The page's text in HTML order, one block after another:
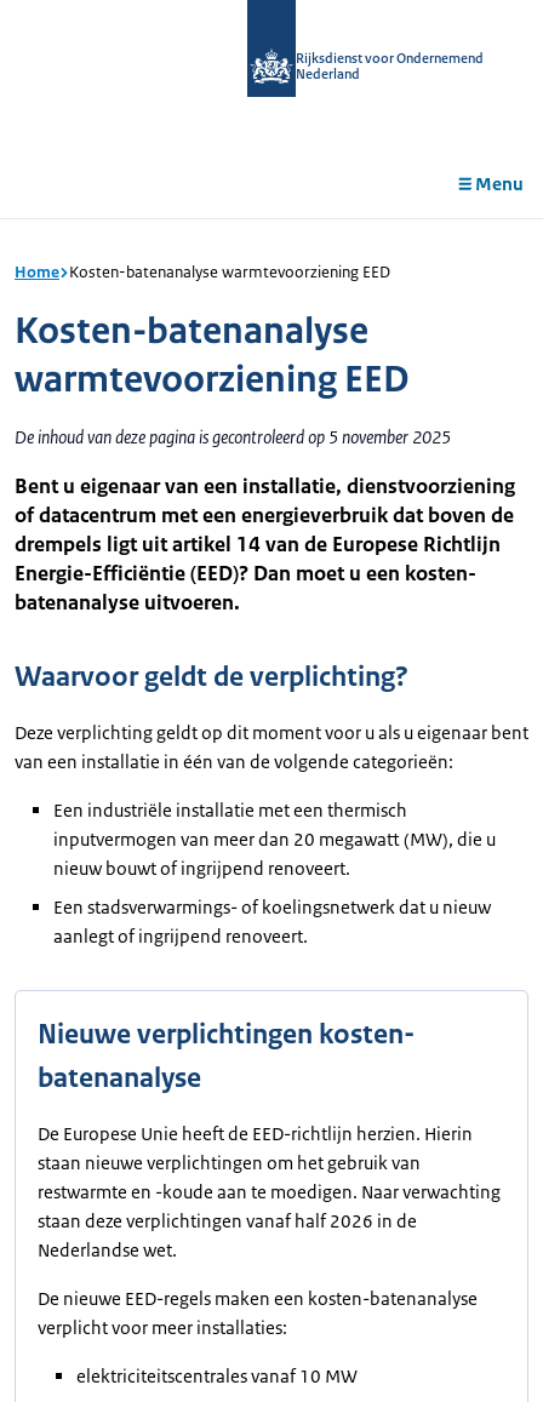
Rijksdienst voor Ondernemend
Nederland
Menu
Home Kosten-batenanalyse warmtevoorziening EED
Kosten-batenanalyse
warmtevoorziening EED
De inhoud van deze pagina is gecontroleerd op 5 november 2025
Bent u eigenaar van een installatie, dienstvoorziening
of datacentrum met een energieverbruik dat boven de
drempels ligt uit artikel 14 van de Europese Richtlijn
Energie-Efficiëntie (EED)? Dan moet u een kosten-
batenanalyse uitvoeren.
Waarvoor geldt de verplichting?
Deze verplichting geldt op dit moment voor u als u eigenaar bent
van een installatie in één van de volgende categorieën:
Een industriële installatie met een thermisch
inputvermogen van meer dan 20 megawatt (MW), die u
nieuw bouwt of ingrijpend renoveert.
Een stadsverwarmings- of koelingsnetwerk dat u nieuw
aanlegt of ingrijpend renoveert.
Nieuwe verplichtingen kosten-
batenanalyse
De Europese Unie heeft de EED-richtlijn herzien. Hierin
staan nieuwe verplichtingen om het gebruik van
restwarmte en -koude aan te moedigen. Naar verwachting
staan deze verplichtingen vanaf half 2026 in de
Nederlandse wet.
De nieuwe EED-regels maken een kosten-batenanalyse
verplicht voor meer installaties:
elektriciteitscentrales vanaf 10 MW